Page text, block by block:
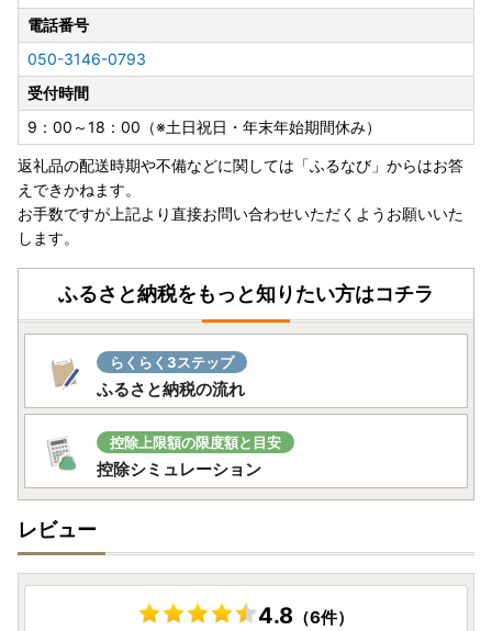
電話番号
050-3146-0793
受付時間
9：00～18：00（※土日祝日・年末年始期間休み）
返礼品の配送時期や不備などに関しては「ふるなび」からはお答
えできかねます。
お手数ですが上記より直接お問い合わせいただくようお願いいた
します。
ふるさと納税をもっと知りたい方はコチラ
らくらく3ステップ
ふるさと納税の流れ
控除上限額の限度額と目安
控除シミュレーション
レビュー
4.8 （6件）